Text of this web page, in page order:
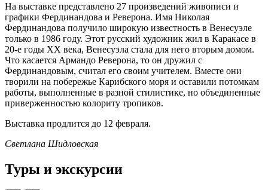
На выставке представлено 27 произведений живописи и
графики Фердинандова и Реверона. Имя Николая
Фердинандова получило широкую известность в Венесуэле
только в 1986 году. Этот русский художник жил в Каракасе в
20-е годы ХХ века, Венесуэла стала для него вторым домом.
Что касается Армандо Реверона, то он дружил с
Фердинандовым, считал его своим учителем. Вместе они
творили на побережье Карибского моря и оставили потомкам
работы, выполненные в разной стилистике, но объединенные
приверженностью колориту тропиков.
Выставка продлится до 12 февраля.
Светлана Шидловская
Туры и экскурсии